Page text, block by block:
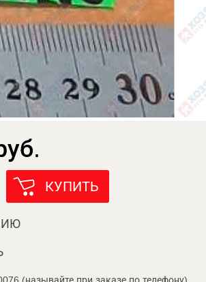
КУПИТЬ